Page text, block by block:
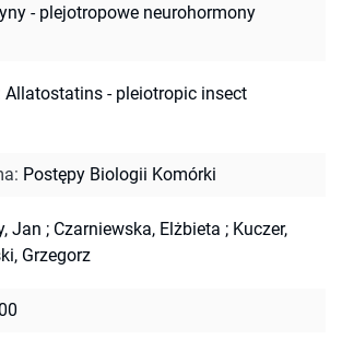
- plejotropowe neurohormony
Allatostatins - pleiotropic insect
: Postępy Biologii Komórki
Jan ; Czarniewska, Elżbieta ; Kuczer,
Grzegorz